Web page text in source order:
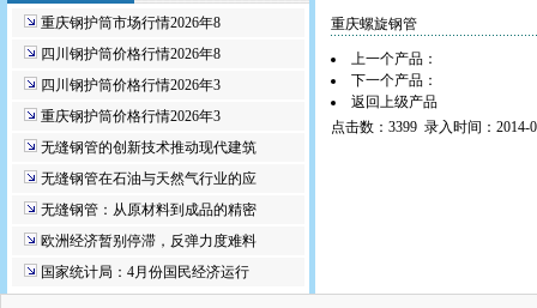
重庆钢护筒市场行情2026年8
四川钢护筒价格行情2026年8
四川钢护筒价格行情2026年3
重庆钢护筒价格行情2026年3
无缝钢管的创新技术推动现代建筑
无缝钢管在石油与天然气行业的应
无缝钢管：从原材料到成品的精密
欧洲经济暂别停滞，反弹力度难料
国家统计局：4月份国民经济运行
重庆螺旋钢管
上一个产品：
下一个产品：
返回上级产品
点击数：3399 录入时间：2014-